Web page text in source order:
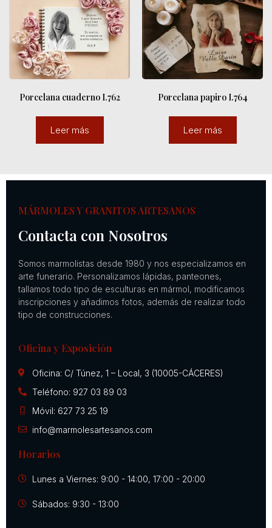
Porcelana cuaderno I.762
Leer más
Porcelana papiro I.764
Leer más
MÁRMOLES Y GRANITOS ARTESANOS
Contacta con Nosotros
Somos marmolistas desde 1980 y nos especializamos en
arte funerario. Personalizamos lápidas, panteones,
tallamos todo tipo de esculturas en mármol, modificamos
inscripciones y añadimos fotos, además de realizar todo
tipo de construcciones.
Oficina y Exposición
Oficina: C/ Túnez, 1 – Local, 3 (10005-CÁCERES)
Teléfono: 927 03 89 03
Móvil: 627 73 25 19
info@marmolesartesanos.com
Horarios
Lunes a Viernes: 9:00 - 14:00, 17:00 - 20:00
Sábados: 9:30 - 13:00